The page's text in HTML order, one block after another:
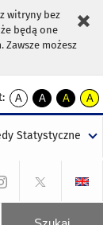
witryny bez
będą one
możesz
A
kontrast
A
kontrast
tekst
czarnym
A
kontrast
tekst
czarnym
A
tekst
żółtym
Statystyczne